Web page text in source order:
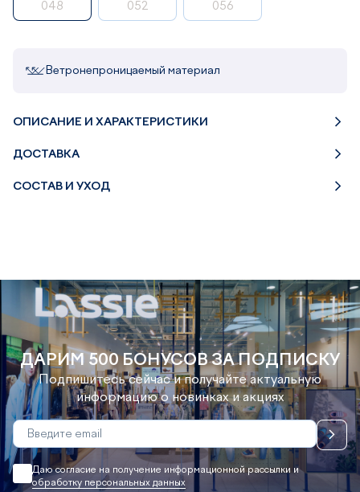
048 052 056
Ветронепроницаемый материал
ОПИСАНИЕ И ХАРАКТЕРИСТИКИ
ДОСТАВКА
СОСТАВ И УХОД
ДАРИМ 500 БОНУСОВ ЗА ПОДПИСКУ
Подпишитесь сейчас и получайте актуальную
информацию о новинках и акциях
Даю согласие на получение информационной рассылки и
обработку персональных данных